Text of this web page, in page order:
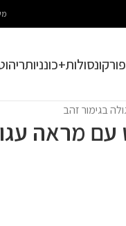
קונסולות+כונניות
בגימור זהב
עם מראה